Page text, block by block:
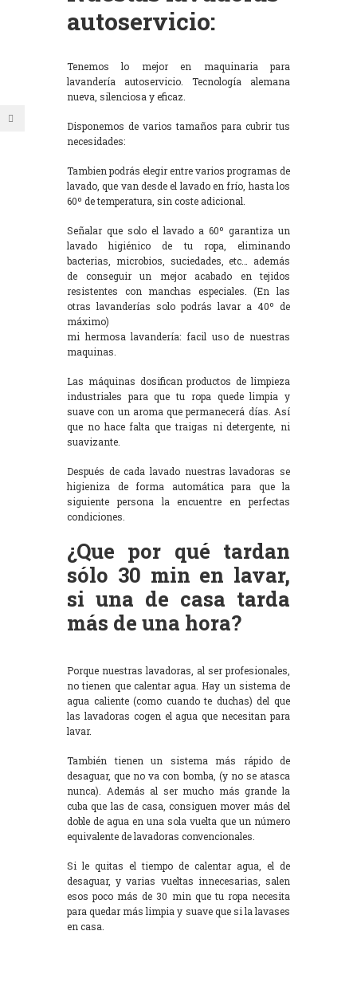
autoservicio:
Tenemos lo mejor en maquinaria para
lavandería autoservicio. Tecnología alemana
nueva, silenciosa y eficaz.
Disponemos de varios tamaños para cubrir tus
necesidades:
Tambien podrás elegir entre varios programas de
lavado, que van desde el lavado en frío, hasta los
60º de temperatura, sin coste adicional.
Señalar que solo el lavado a 60º garantiza un
lavado higiénico de tu ropa, eliminando
bacterias, microbios, suciedades, etc… además
de conseguir un mejor acabado en tejidos
resistentes con manchas especiales. (En las
otras lavanderías solo podrás lavar a 40º de
máximo)
mi hermosa lavandería: facil uso de nuestras
maquinas.
Las máquinas dosifican productos de limpieza
industriales para que tu ropa quede limpia y
suave con un aroma que permanecerá días. Así
que no hace falta que traigas ni detergente, ni
suavizante.
Después de cada lavado nuestras lavadoras se
higieniza de forma automática para que la
siguiente persona la encuentre en perfectas
condiciones.
¿Que por qué tardan
sólo 30 min en lavar,
si una de casa tarda
más de una hora?
Porque nuestras lavadoras, al ser profesionales,
no tienen que calentar agua. Hay un sistema de
agua caliente (como cuando te duchas) del que
las lavadoras cogen el agua que necesitan para
lavar.
También tienen un sistema más rápido de
desaguar, que no va con bomba, (y no se atasca
nunca). Además al ser mucho más grande la
cuba que las de casa, consiguen mover más del
doble de agua en una sola vuelta que un número
equivalente de lavadoras convencionales.
Si le quitas el tiempo de calentar agua, el de
desaguar, y varias vueltas innecesarias, salen
esos poco más de 30 min que tu ropa necesita
para quedar más limpia y suave que si la lavases
en casa.